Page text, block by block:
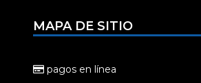
MAPA DE SITIO
pagos en línea